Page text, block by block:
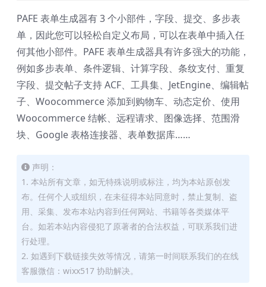
PAFE 表单生成器有 3 个小部件，字段、提交、多步表
单，因此您可以轻松自定义布局，可以在表单中插入任
何其他小部件。PAFE 表单生成器具有许多强大的功能，
例如多步表单、条件逻辑、计算字段、条纹支付、重复
字段、提交帖子支持 ACF、工具集、JetEngine、编辑帖
子、Woocommerce 添加到购物车、动态定价、使用
Woocommerce 结帐、远程请求、图像选择、范围滑
块、Google 表格连接器、表单数据库……
声明：
1. 本站所有文章，如无特殊说明或标注，均为本站原创发
布。任何个人或组织，在未征得本站同意时，禁止复制、盗
用、采集、发布本站内容到任何网站、书籍等各类媒体平
台。如若本站内容侵犯了原著者的合法权益，可联系我们进
行处理。
2. 如遇到下载链接失效等情况，请第一时间联系我们的在线
客服微信：wixx517 协助解决。